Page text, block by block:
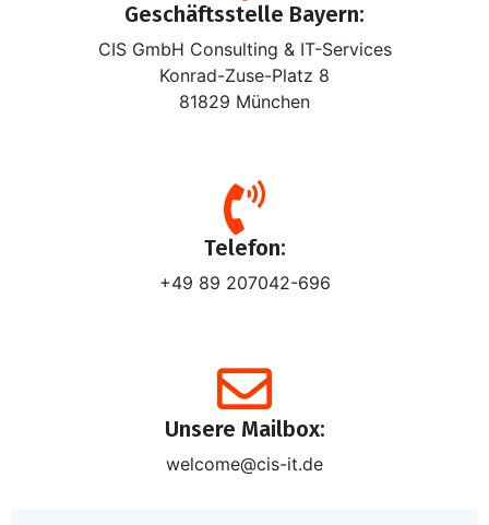
Geschäftsstelle Bayern:
CIS GmbH Consulting & IT-Services
Konrad-Zuse-Platz 8
81829 München
Telefon:
+49 89 207042-696
Unsere Mailbox:
welcome@cis-it.de